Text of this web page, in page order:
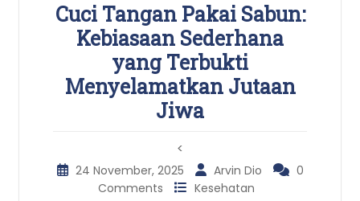
Cuci Tangan Pakai Sabun:
Kebiasaan Sederhana
yang Terbukti
Menyelamatkan Jutaan
Jiwa
<
24 November, 2025 Arvin Dio
0
Comments
Kesehatan